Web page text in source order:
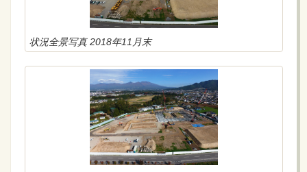
状況全景写真 2018年11月末